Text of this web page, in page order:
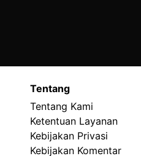
Tentang
Tentang Kami
Ketentuan Layanan
Kebijakan Privasi
Kebijakan Komentar